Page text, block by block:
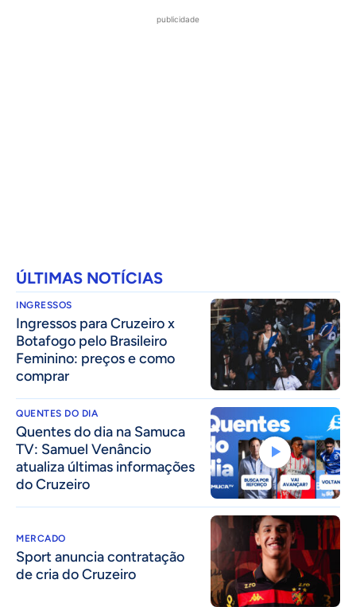
publicidade
ÚLTIMAS NOTÍCIAS
INGRESSOS
Ingressos para Cruzeiro x
Botafogo pelo Brasileiro
Feminino: preços e como
comprar
QUENTES DO DIA
Quentes do dia na Samuca
TV: Samuel Venâncio
atualiza últimas informações
do Cruzeiro
MERCADO
Sport anuncia contratação
de cria do Cruzeiro